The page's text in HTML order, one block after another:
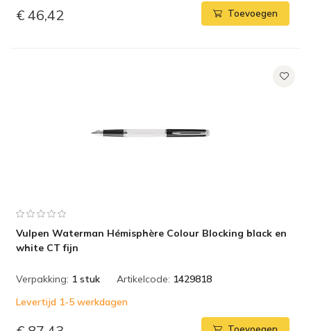
€ 46,42 Toevoegen
Vulpen Waterman Hémisphère Colour Blocking black en
white CT fijn
Verpakking: 1 stuk Artikelcode: 1429818
Levertijd 1-5 werkdagen